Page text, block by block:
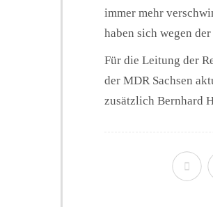
immer mehr
haben sich wegen
Für die Leitung der
der MDR Sachsen
zusätzlich Bernhard